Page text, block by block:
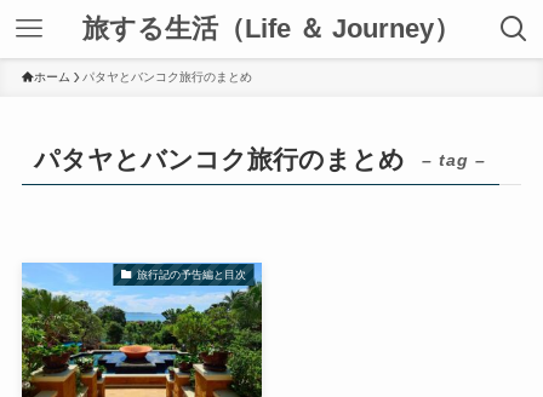
旅する生活（Life ＆ Journey）
ホーム パタヤとバンコク旅行のまとめ
パタヤとバンコク旅行のまとめ – tag –
旅行記の予告編と目次